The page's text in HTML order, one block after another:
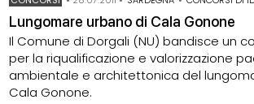
Lungomare urbano di Cala Gonone
Il Comune di Dorgali (NU) bandisce un
per la riqualificazione e valorizzazione
ambientale e architettonica del
Cala Gonone.